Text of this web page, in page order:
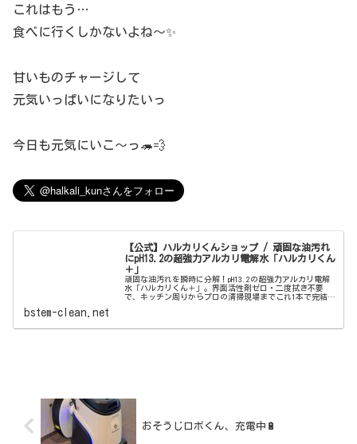
これはもう…
食べに行くしかないよね〜✨
甘いものチャージして
元気いっぱいになりたいっ
今日も元気にいこ〜っ🦔💨
【公式】ハルカリくんショップ / 頑固な油汚れ
にpH13.2の超強力アルカリ電解水「ハルカリくん
＋」
頑固な油汚れを瞬時に分解！pH13.2の超強力アルカリ電解
水「ハルカリくん＋」。界面活性剤ゼロ・二度拭き不要
で、キッチン周りからプロの清掃現場までこれ1本で完結。
bstem-clean.net
おそうじロボくん、充電中🔋